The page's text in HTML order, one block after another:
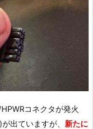
コネクタが発火
)が出ていますが、 新たに